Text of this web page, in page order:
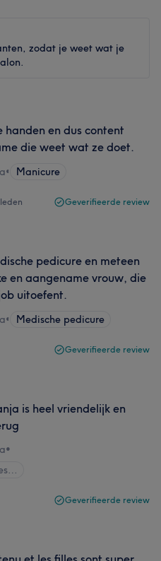
zodat je weet wat je
handen en dus content
die weet wat ze doet.
• Manicure
Geverifieerde review
pedicure en meteen
en aangename vrouw, die
uitoefent.
• Medische pedicure
Geverifieerde review
is heel vriendelijk en
•
Geverifieerde review